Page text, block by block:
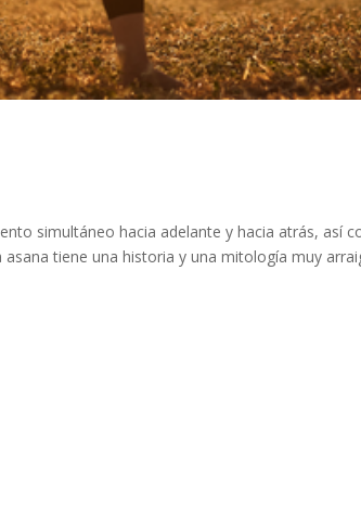
simultáneo hacia adelante y hacia atrás, así
tiene una historia y una mitología muy